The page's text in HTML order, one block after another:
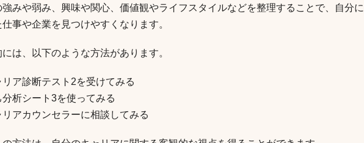
強みや弱み、興味や関心、価値観やライフスタイルなどを整理することで、自分に
事や企業を見つけやすくなります。
は、以下のような方法があります。
リア診断テスト2を受けてみる
分析シート3を使ってみる
リアカウンセラーに相談してみる